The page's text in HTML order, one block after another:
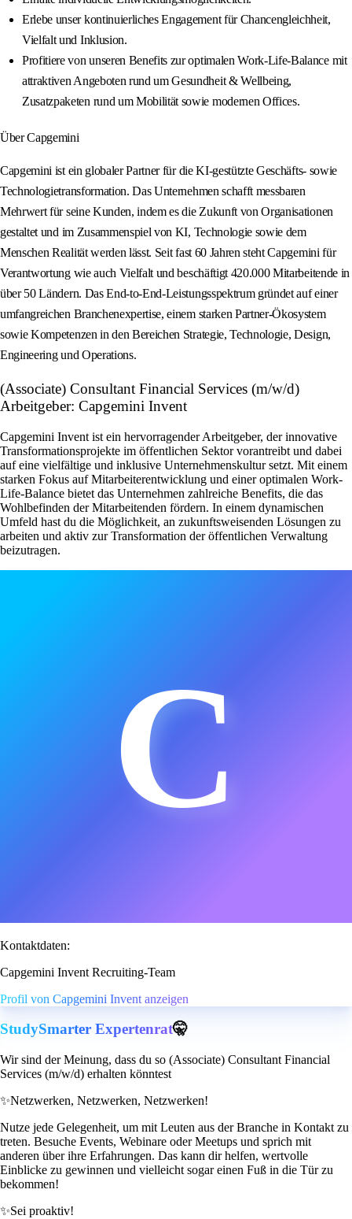
Erlebe unser kontinuierliches Engagement für Chancengleichheit,
Vielfalt und Inklusion.
Profitiere von unseren Benefits zur optimalen Work-Life-Balance mit
attraktiven Angeboten rund um Gesundheit & Wellbeing,
Zusatzpaketen rund um Mobilität sowie modernen Offices.
Über Capgemini
Capgemini ist ein globaler Partner für die KI-gestützte Geschäfts- sowie
Technologietransformation. Das Unternehmen schafft messbaren
Mehrwert für seine Kunden, indem es die Zukunft von Organisationen
gestaltet und im Zusammenspiel von KI, Technologie sowie dem
Menschen Realität werden lässt. Seit fast 60 Jahren steht Capgemini für
Verantwortung wie auch Vielfalt und beschäftigt 420.000 Mitarbeitende in
über 50 Ländern. Das End-to-End-Leistungsspektrum gründet auf einer
umfangreichen Branchenexpertise, einem starken Partner-Ökosystem
sowie Kompetenzen in den Bereichen Strategie, Technologie, Design,
Engineering und Operations.
(Associate) Consultant Financial Services (m/w/d)
Arbeitgeber: Capgemini Invent
Capgemini Invent ist ein hervorragender Arbeitgeber, der innovative
Transformationsprojekte im öffentlichen Sektor vorantreibt und dabei
auf eine vielfältige und inklusive Unternehmenskultur setzt. Mit einem
starken Fokus auf Mitarbeiterentwicklung und einer optimalen Work-
Life-Balance bietet das Unternehmen zahlreiche Benefits, die das
Wohlbefinden der Mitarbeitenden fördern. In einem dynamischen
Umfeld hast du die Möglichkeit, an zukunftsweisenden Lösungen zu
arbeiten und aktiv zur Transformation der öffentlichen Verwaltung
beizutragen.
C
Kontaktdaten:
Capgemini Invent Recruiting-Team
Profil von Capgemini Invent anzeigen
StudySmarter Expertenrat🤫
Wir sind der Meinung, dass du so (Associate) Consultant Financial
Services (m/w/d) erhalten könntest
✨Netzwerken, Netzwerken, Netzwerken!
Nutze jede Gelegenheit, um mit Leuten aus der Branche in Kontakt zu
treten. Besuche Events, Webinare oder Meetups und sprich mit
anderen über ihre Erfahrungen. Das kann dir helfen, wertvolle
Einblicke zu gewinnen und vielleicht sogar einen Fuß in die Tür zu
bekommen!
✨Sei proaktiv!